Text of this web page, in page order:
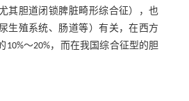
其胆道闭锁脾脏畸形综合征），也
生殖系统、肠道等）有关，在西方
10%～20%，而在我国综合征型的胆